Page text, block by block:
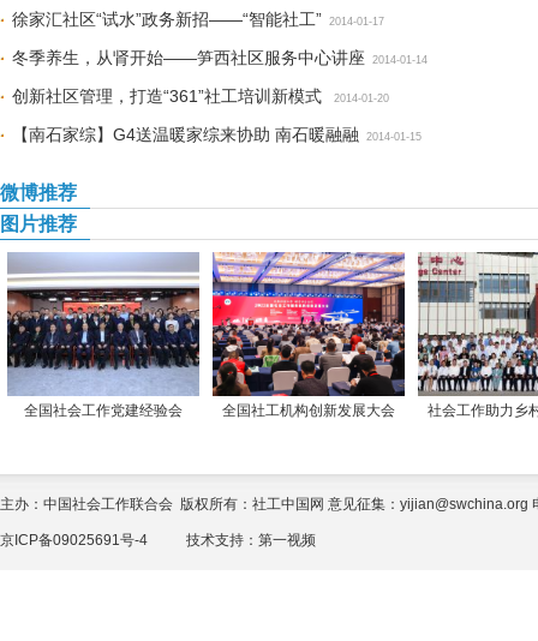
徐家汇社区“试水”政务新招——“智能社工” 2014-01-17
冬季养生，从肾开始——笋西社区服务中心讲座 2014-01-14
创新社区管理，打造“361”社工培训新模式 2014-01-20
【南石家综】G4送温暖家综来协助 南石暖融融 2014-01-15
微博推荐
图片推荐
全国社会工作党建经验会 全国社工机构创新发展大会 社会工作助力乡
主办：中国社会工作联合会 版权所有：社工中国网 意见征集：yijian@swchina.org
京ICP备09025691号-4 技术支持： 第一视频